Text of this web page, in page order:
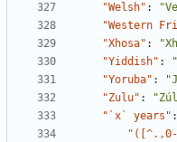
"Welsh" :
"Western
"Xhosa" :
"Yiddish" :
"Yoruba" :
"Zulu" :
"`x` years" :